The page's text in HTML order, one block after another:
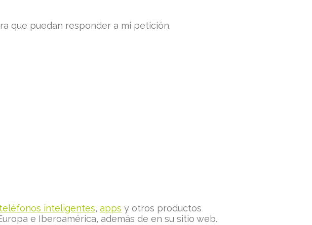
que puedan responder a mi petición.
teléfonos inteligentes, apps y otros productos
e Iberoamérica, además de en su sitio web.